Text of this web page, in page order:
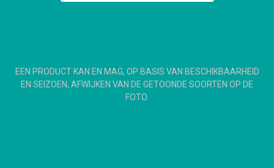
EEN PRODUCT KAN EN MAG, OP BASIS VAN BESCHIKBAARHEID
EN SEIZOEN, AFWIJKEN VAN DE GETOONDE SOORTEN OP DE
FOTO.